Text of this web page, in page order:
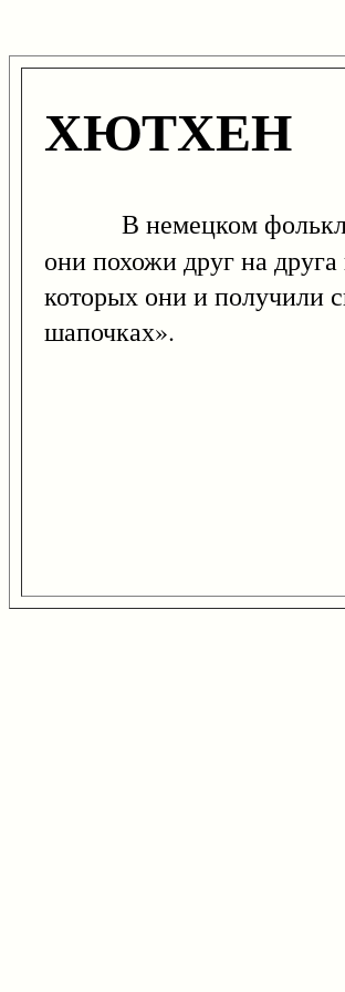
ХЮТХЕН
В немецком
они похожи друг на
которых они и получили
шапочках».